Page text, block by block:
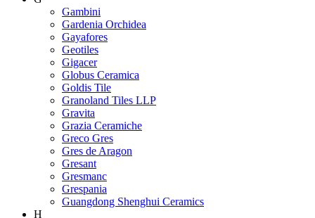
Gambini
Gardenia Orchidea
Gayafores
Geotiles
Gigacer
Globus Ceramica
Goldis Tile
Granoland Tiles LLP
Gravita
Grazia Ceramiche
Greco Gres
Gres de Aragon
Gresant
Gresmanc
Grespania
Guangdong Shenghui Ceramics
H